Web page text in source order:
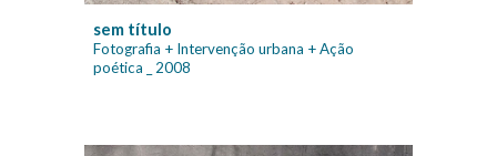
sem título
Fotografia + Intervenção urbana + Ação
poética _ 2008